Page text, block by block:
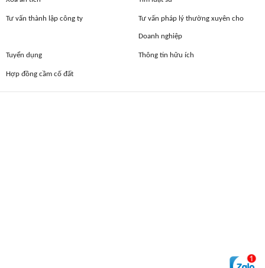
Tư vấn thành lập công ty Tư vấn pháp lý thường xuyên cho
Doanh nghiệp
Tuyển dụng Thông tin hữu ích
Hợp đồng cầm cố đất